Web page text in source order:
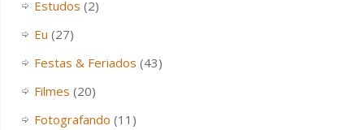
Estudos (2)
Eu (27)
Festas & Feriados (43)
Filmes (20)
Fotografando (11)